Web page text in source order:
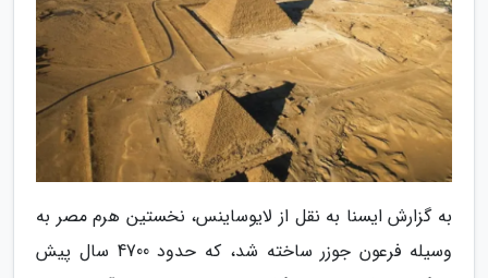
به گزارش ایسنا به نقل از لایوساینس، نخستین هرم مصر به
وسیله فرعون جوزر ساخته شد، که حدود 4700 سال پیش